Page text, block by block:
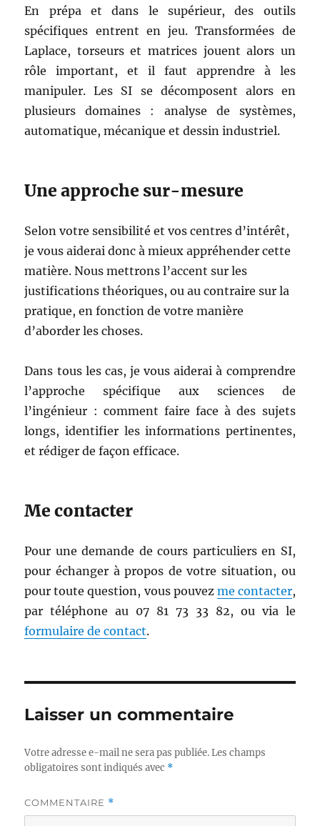
En prépa et dans le supérieur, des outils
spécifiques entrent en jeu. Transformées de
Laplace, torseurs et matrices jouent alors un
rôle important, et il faut apprendre à les
manipuler. Les SI se décomposent alors en
plusieurs domaines : analyse de systèmes,
automatique, mécanique et dessin industriel.
Une approche sur-mesure
Selon votre sensibilité et vos centres d’intérêt,
je vous aiderai donc à mieux appréhender cette
matière. Nous mettrons l’accent sur les
justifications théoriques, ou au contraire sur la
pratique, en fonction de votre manière
d’aborder les choses.
Dans tous les cas, je vous aiderai à comprendre
l’approche spécifique aux sciences de
l’ingénieur : comment faire face à des sujets
longs, identifier les informations pertinentes,
et rédiger de façon efficace.
Me contacter
Pour une demande de cours particuliers en SI,
pour échanger à propos de votre situation, ou
pour toute question, vous pouvez me contacter,
par téléphone au 07 81 73 33 82, ou via le
formulaire de contact.
Laisser un commentaire
Votre adresse e-mail ne sera pas publiée. Les champs
obligatoires sont indiqués avec *
COMMENTAIRE *